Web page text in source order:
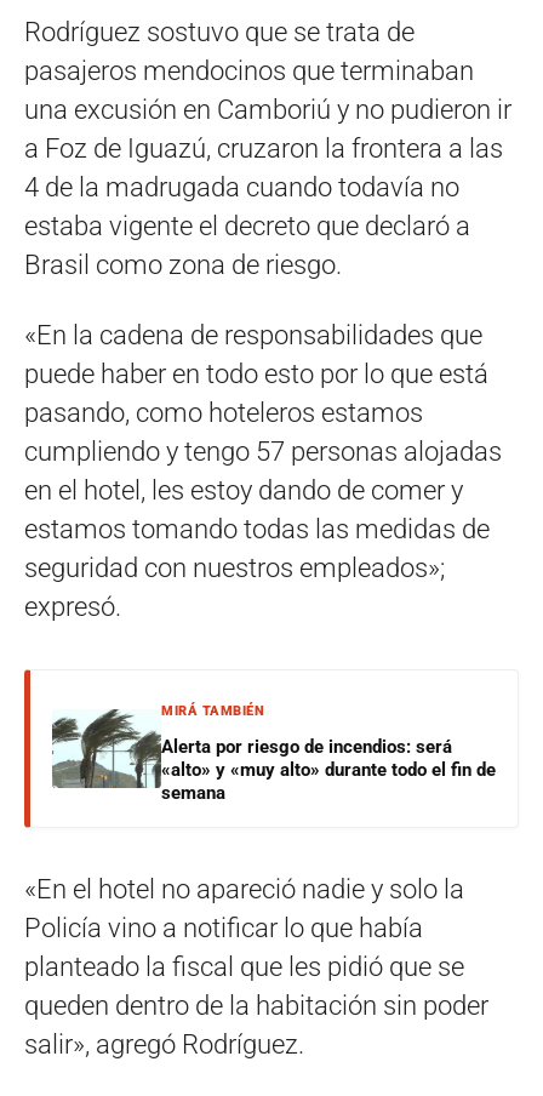
Rodríguez sostuvo que se trata de
pasajeros mendocinos que terminaban
una excusión en Camboriú y no pudieron ir
a Foz de Iguazú, cruzaron la frontera a las
4 de la madrugada cuando todavía no
estaba vigente el decreto que declaró a
Brasil como zona de riesgo.
«En la cadena de responsabilidades que
puede haber en todo esto por lo que está
pasando, como hoteleros estamos
cumpliendo y tengo 57 personas alojadas
en el hotel, les estoy dando de comer y
estamos tomando todas las medidas de
seguridad con nuestros empleados»;
expresó.
MIRÁ TAMBIÉN
Alerta por riesgo de incendios: será
«alto» y «muy alto» durante todo el fin de
semana
«En el hotel no apareció nadie y solo la
Policía vino a notificar lo que había
planteado la fiscal que les pidió que se
queden dentro de la habitación sin poder
salir», agregó Rodríguez.